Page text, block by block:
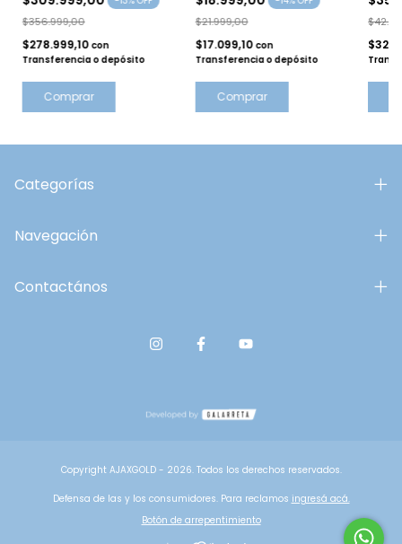
$356.999,00
$278.999,10 con
Transferencia o depósito
$21.999,00
$17.099,10 con
Transferencia o depósito
Categorías
Navegación
Contactános
Copyright AJAXGOLD - 2026. Todos los derechos reservados.
Defensa de las y los consumidores. Para reclamos ingresá acá.
Botón de arrepentimiento